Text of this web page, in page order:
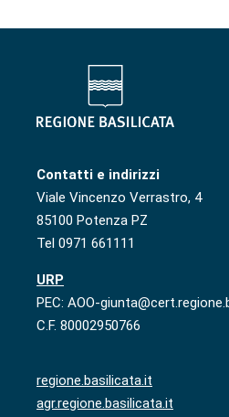
Contatti e indirizzi
Viale Vincenzo Verrastro, 4
85100 Potenza PZ
Tel 0971 661111
URP
PEC: AOO-
C.F. 80002950766
regione.basilicata.it
agr.regione.basilicata.it